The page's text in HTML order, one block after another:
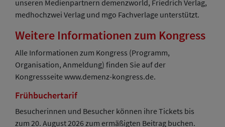
unseren Medienpartnern demenzworld, Friedrich Verlag,
medhochzwei Verlag und mgo Fachverlage unterstützt.
Weitere Informationen zum Kongress
Alle Informationen zum Kongress (Programm,
Organisation, Anmeldung) finden Sie auf der
Kongressseite www.demenz-kongress.de.
Frühbuchertarif
Besucherinnen und Besucher können ihre Tickets bis
zum 20. August 2026 zum ermäßigten Beitrag buchen.